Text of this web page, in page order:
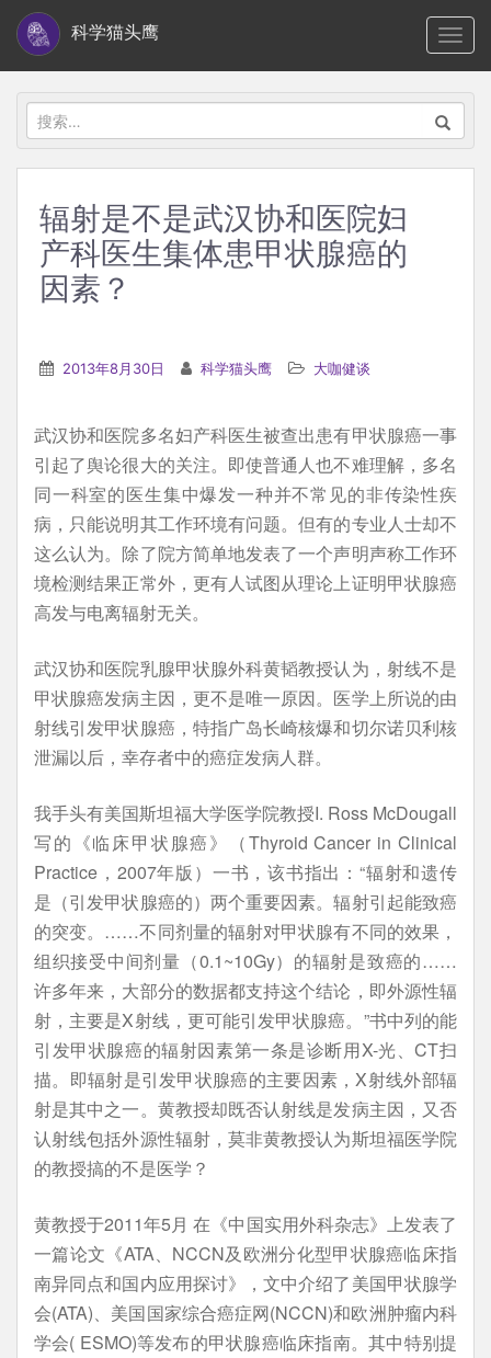
i
科学猫头鹰
搜
索：
辐射是不是武汉协和医院妇
产科医生集体患甲状腺癌的
因素？
2013年8月30日 科学猫头鹰 大咖健谈
武汉协和医院多名妇产科医生被查出患有甲状腺癌一事
引起了舆论很大的关注。即使普通人也不难理解，多名
同一科室的医生集中爆发一种并不常见的非传染性疾
病，只能说明其工作环境有问题。但有的专业人士却不
这么认为。除了院方简单地发表了一个声明声称工作环
境检测结果正常外，更有人试图从理论上证明甲状腺癌
高发与电离辐射无关。
武汉协和医院乳腺甲状腺外科黄韬教授认为，射线不是
甲状腺癌发病主因，更不是唯一原因。医学上所说的由
射线引发甲状腺癌，特指广岛长崎核爆和切尔诺贝利核
泄漏以后，幸存者中的癌症发病人群。
我手头有美国斯坦福大学医学院教授I. Ross McDougall
写的《临床甲状腺癌》（Thyroid Cancer in Clinical
Practice，2007年版）一书，该书指出：“辐射和遗传
是（引发甲状腺癌的）两个重要因素。辐射引起能致癌
的突变。……不同剂量的辐射对甲状腺有不同的效果，
组织接受中间剂量（0.1~10Gy）的辐射是致癌的……
许多年来，大部分的数据都支持这个结论，即外源性辐
射，主要是X射线，更可能引发甲状腺癌。”书中列的能
引发甲状腺癌的辐射因素第一条是诊断用X-光、CT扫
描。即辐射是引发甲状腺癌的主要因素，X射线外部辐
射是其中之一。黄教授却既否认射线是发病主因，又否
认射线包括外源性辐射，莫非黄教授认为斯坦福医学院
的教授搞的不是医学？
黄教授于2011年5月 在《中国实用外科杂志》上发表了
一篇论文《ATA、NCCN及欧洲分化型甲状腺癌临床指
南异同点和国内应用探讨》，文中介绍了美国甲状腺学
会(ATA)、美国国家综合癌症网(NCCN)和欧洲肿瘤内科
学会( ESMO)等发布的甲状腺癌临床指南。其中特别提